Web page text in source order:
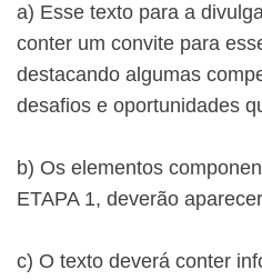
a) Esse texto para a
conter um convite para
destacando algumas
desafios e oportunidades
b) Os elementos
ETAPA 1, deverão
c) O texto deverá conter